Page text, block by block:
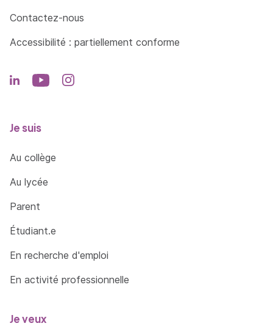
Contactez-nous
Accessibilité : partiellement conforme
Je suis
Au collège
Au lycée
Parent
Étudiant.e
En recherche d'emploi
En activité professionnelle
Je veux